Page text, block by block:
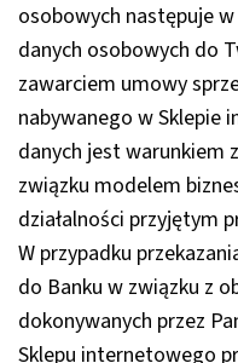
osobowych następuje
danych osobowych do
zawarciem umowy
nabywanego w Sklepie
danych jest warunkiem
związku modelem
działalności przyjętym
W przypadku
do Banku w związku z
dokonywanych przez
Sklepu internetowego